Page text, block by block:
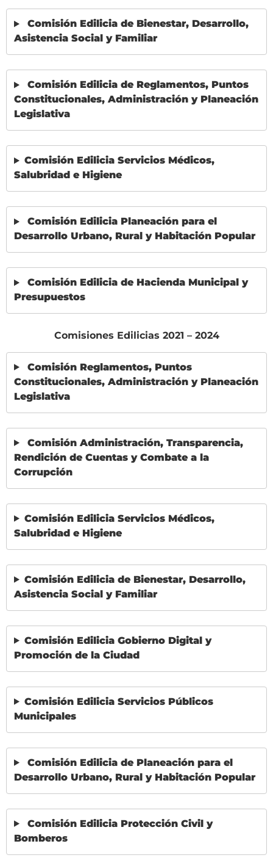
Comisión Edilicia de Bienestar, Desarrollo,
Asistencia Social y Familiar
Comisión Edilicia de Reglamentos, Puntos
Constitucionales, Administración y Planeación
Legislativa
Comisión Edilicia Servicios Médicos,
Salubridad e Higiene
Comisión Edilicia Planeación para el
Desarrollo Urbano, Rural y Habitación Popular
Comisión Edilicia de Hacienda Municipal y
Presupuestos
Comisiones Edilicias 2021 – 2024
Comisión Reglamentos, Puntos
Constitucionales, Administración y Planeación
Legislativa
Comisión Administración, Transparencia,
Rendición de Cuentas y Combate a la
Corrupción
Comisión Edilicia Servicios Médicos,
Salubridad e Higiene
Comisión Edilicia de Bienestar, Desarrollo,
Asistencia Social y Familiar
Comisión Edilicia Gobierno Digital y
Promoción de la Ciudad
Comisión Edilicia Servicios Públicos
Municipales
Comisión Edilicia de Planeación para el
Desarrollo Urbano, Rural y Habitación Popular
Comisión Edilicia Protección Civil y
Bomberos